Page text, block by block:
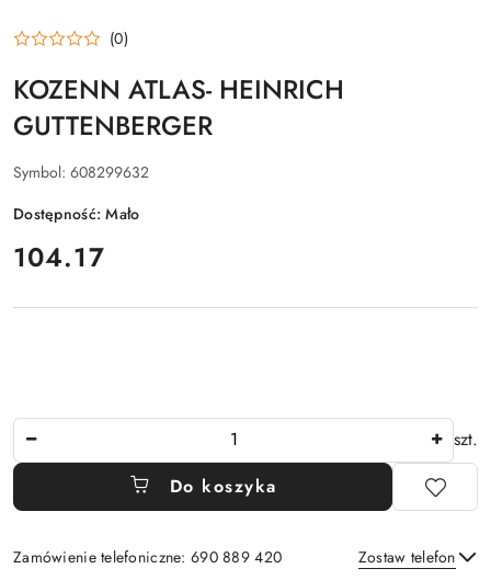
(0)
KOZENN ATLAS- HEINRICH
GUTTENBERGER
Symbol: 608299632
Dostępność:Mało
cena:
104.17
szt.
Do koszyka
Zamówienie telefoniczne: 690 889 420 Zostaw telefon